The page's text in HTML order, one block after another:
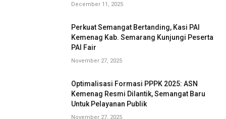
December 11, 2025
Perkuat Semangat Bertanding, Kasi PAI
Kemenag Kab. Semarang Kunjungi Peserta
PAI Fair
November 27, 2025
Optimalisasi Formasi PPPK 2025: ASN
Kemenag Resmi Dilantik, Semangat Baru
Untuk Pelayanan Publik
November 27, 2025